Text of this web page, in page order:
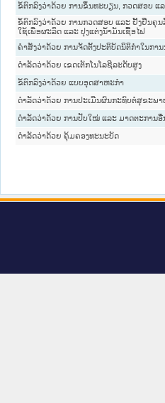
ຂໍ້ຕົກລົງວ່າດ້ວຍ ການຂຶ້ນທະບຽນ, ກວດສອບ ແ
ຂໍ້ຕົກລົງວ່າດ້ວຍ ການກວດສອບ ແລະ ຢັ້ງຢືນຄຸ
ໃຊ້ເພື່ອຜະລິດ ແລະ ປຸງແຕ່ງນ້ຳມັນເຊື້ອໄຟ
ຄຳສັ່ງວ່າດ້ວຍ ການຈັດຕັ້ງປະຕິບັດນິຕິກຳໃນກ
ດຳລັດວ່າດ້ວຍ ເຂດເຕັກໂນໂລຊີລະດັບສູງ
ຂໍ້ຕົກລົງວ່າດ້ວຍ ແບບອຸດສາຫະກຳ
ດຳລັດວ່າດ້ວຍ ການປະເມີນຜົນກະທົບຕໍ່ສຸຂະພາ
ດຳລັດວ່າດ້ວຍ ການປັບໃໝ່ ແລະ ມາດຕະການ
ດຳລັດວ່າດ້ວຍ ຄຸ້ມຄອງທະນະບັດ